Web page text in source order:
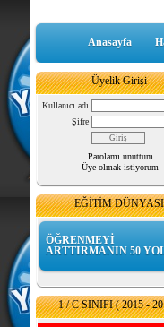
Anasayfa
Üyelik Girişi
Kullanıcı adı
Şifre
Parolamı unuttum
Üye olmak istiyorum
EĞİTİM DÜNYASI
ÖĞRENMEYİ
ARTTIRMANIN 50
1 / C SINIFI ( 2015 -